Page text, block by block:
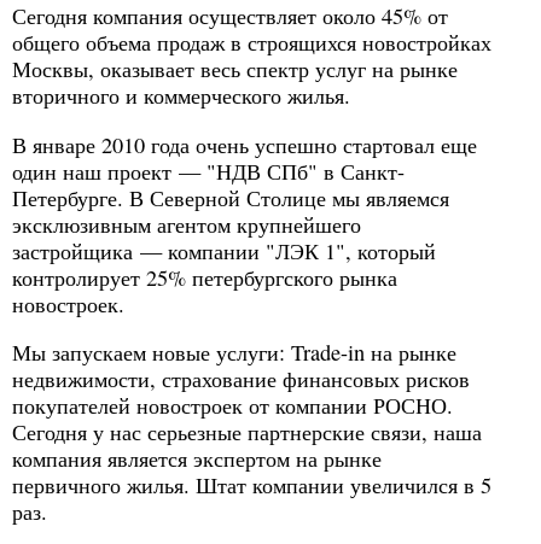
Сегодня компания осуществляет около 45% от
общего объема продаж в строящихся новостройках
Москвы, оказывает весь спектр услуг на рынке
вторичного и коммерческого жилья.
В январе 2010 года очень успешно стартовал еще
один наш проект — "НДВ СПб" в Санкт-
Петербурге. В Северной Столице мы являемся
эксклюзивным агентом крупнейшего
застройщика — компании "ЛЭК 1", который
контролирует 25% петербургского рынка
новостроек.
Мы запускаем новые услуги: Trade-in на рынке
недвижимости, страхование финансовых рисков
покупателей новостроек от компании РОСНО.
Сегодня у нас серьезные партнерские связи, наша
компания является экспертом на рынке
первичного жилья. Штат компании увеличился в 5
раз.